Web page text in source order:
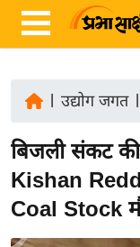
ज़ा
ख
ब
र
उद्योग जगत|
बिजली संकट
Kishan
Coal Stock